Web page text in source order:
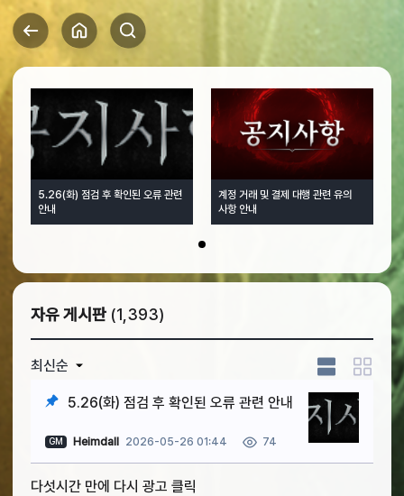
5.26(화) 점검 후 확인된 오류 관련
안내
계정 거래 및 결제 대행 관련 유의
사항 안내
자유 게시판 (1,393)
최신순
5.26(화) 점검 후 확인된 오류 관련 안내
GM Heimdall 2026-05-26 01:44 74
다섯시간 만에 다시 광고 클릭